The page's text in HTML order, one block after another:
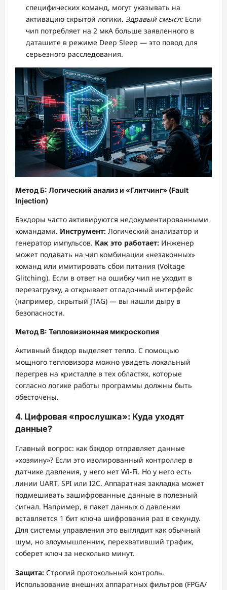
специфических команд, могут указывать на
активацию скрытой логики. Здравый смысл:Если
чип потребляет на 2 мкА больше заявленного в
даташите в режиме Deep Sleep — это повод для
серьезного расследования.
Метод Б: Логический анализ и «Глитчинг» (Fault
Injection)
Бэкдоры часто активируются недокументированными
командами. Инструмент: Логический анализатор и
генератор импульсов. Как это работает: Инженер
может подавать на чип комбинации «незаконных»
команд или имитировать сбои питания (Voltage
Glitching). Если в ответ на ошибку чип не уходит в
перезагрузку, а открывает отладочный интерфейс
(например, скрытый JTAG) — вы нашли дыру в
безопасности.
Метод В: Тепловизионная микроскопия
Активный бэкдор выделяет тепло. С помощью
мощного тепловизора можно увидеть локальный
перегрев на кристалле в тех областях, которые
согласно логике работы программы должны быть
обесточены.
4. Цифровая «прослушка»: Куда уходят
данные?
Главный вопрос: как бэкдор отправляет данные
«хозяину»? Если это изолированный контроллер в
датчике давления, у него нет Wi-Fi. Но у него есть
линии UART, SPI или I2C. Аппаратная закладка может
подмешивать зашифрованные данные в полезный
сигнал. Например, в пакет данных о давлении
вставляется 1 бит ключа шифрования раз в секунду.
Для системы управления это выглядит как обычный
шум, но злоумышленник, перехвативший трафик,
соберет ключ за несколько минут.
Защита: Строгий протокольный контроль.
Использование внешних аппаратных фильтров (FPGA/